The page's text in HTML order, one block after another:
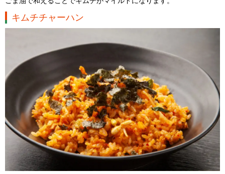
キムチチャーハン